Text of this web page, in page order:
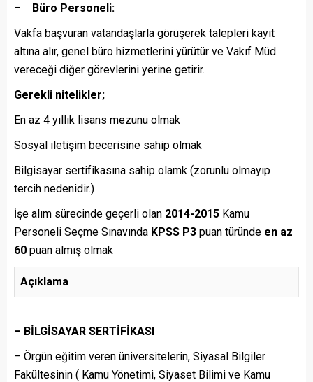
– Büro Personeli:
Vakfa başvuran vatandaşlarla görüşerek talepleri kayıt
altına alır, genel büro hizmetlerini yürütür ve Vakıf Müd.
vereceği diğer görevlerini yerine getirir.
Gerekli nitelikler;
En az 4 yıllık lisans mezunu olmak
Sosyal iletişim becerisine sahip olmak
Bilgisayar sertifikasına sahip olamk (zorunlu olmayıp
tercih nedenidir.)
İşe alım sürecinde geçerli olan 2014-2015 Kamu
Personeli Seçme Sınavında KPSS P3 puan türünde en az
60 puan almış olmak
Açıklama
– BİLGİSAYAR SERTİFİKASI
– Örgün eğitim veren üniversitelerin, Siyasal Bilgiler
Fakültesinin ( Kamu Yönetimi, Siyaset Bilimi ve Kamu